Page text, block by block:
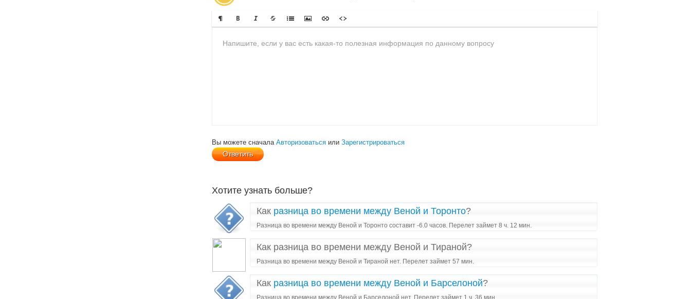
Вы можете сначала Авторизоваться или Зарегистрироваться
Хотите узнать больше?
Как разница во времени между Веной и Торонто?
Разница во времени между Веной и Торонто составит -6.0 часов. Перелет займет 8 ч. 12 мин.
Как разница во времени между Веной и Тираной?
Разница во времени между Веной и Тираной нет. Перелет займет 57 мин.
Как разница во времени между Веной и Барселоной?
Разница во времени между Веной и Барселоной нет. Перелет займет 1 ч. 36 мин.